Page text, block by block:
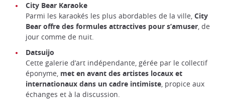
City Bear Karaoke
Parmi les karaokés les plus abordables de la ville, City
Bear offre des formules attractives pour s’amuser, de
jour comme de nuit.
Datsuijo
Cette galerie d’art indépendante, gérée par le collectif
éponyme, met en avant des artistes locaux et
internationaux dans un cadre intimiste, propice aux
échanges et à la discussion.